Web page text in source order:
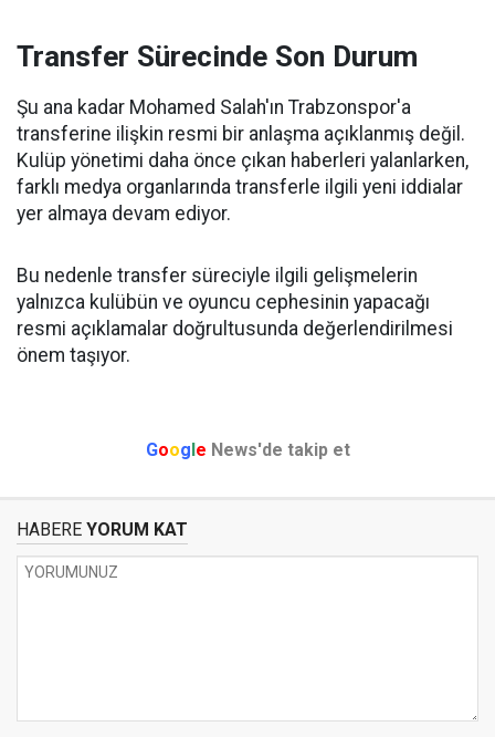
Transfer Sürecinde Son Durum
Şu ana kadar Mohamed Salah'ın Trabzonspor'a
transferine ilişkin resmi bir anlaşma açıklanmış değil.
Kulüp yönetimi daha önce çıkan haberleri yalanlarken,
farklı medya organlarında transferle ilgili yeni iddialar
yer almaya devam ediyor.
Bu nedenle transfer süreciyle ilgili gelişmelerin
yalnızca kulübün ve oyuncu cephesinin yapacağı
resmi açıklamalar doğrultusunda değerlendirilmesi
önem taşıyor.
Google News'de takip et
HABERE YORUM KAT